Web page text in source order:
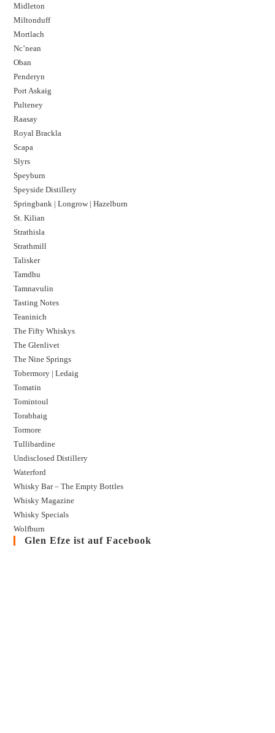
Midleton
Miltonduff
Mortlach
Nc’nean
Oban
Penderyn
Port Askaig
Pulteney
Raasay
Royal Brackla
Scapa
Slyrs
Speyburn
Speyside Distillery
Springbank | Longrow | Hazelburn
St. Kilian
Strathisla
Strathmill
Talisker
Tamdhu
Tamnavulin
Tasting Notes
Teaninich
The Fifty Whiskys
The Glenlivet
The Nine Springs
Tobermory | Ledaig
Tomatin
Tomintoul
Torabhaig
Tormore
Tullibardine
Undisclosed Distillery
Waterford
Whisky Bar – The Empty Bottles
Whisky Magazine
Whisky Specials
Wolfburn
Glen Efze ist auf Facebook